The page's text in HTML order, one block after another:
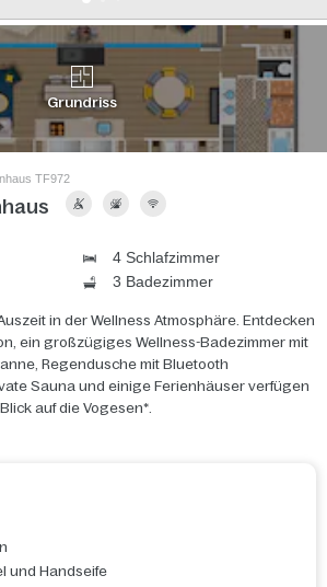
Grundriss
TF972
4 Schlafzimmer
3 Badezimmer
in der Wellness Atmosphäre. Entdecken
ein großzügiges Wellness-Badezimmer mit
Regendusche mit Bluetooth
Sauna und einige Ferienhäuser verfügen
auf die Vogesen*.
und Handseife